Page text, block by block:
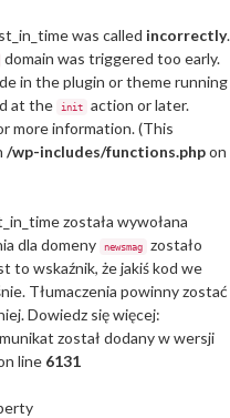
was called incorrectly.
domain was triggered too early.
in the plugin or theme running
at the
init
action or later.
more information. (This
/wp-includes/functions.phpon
została wywołana
dla domeny newsmag
zostało
to wskaźnik, że jakiś kod we
Tłumaczenia powinny zostać
Dowiedz się więcej:
został dodany w wersji
line 6131